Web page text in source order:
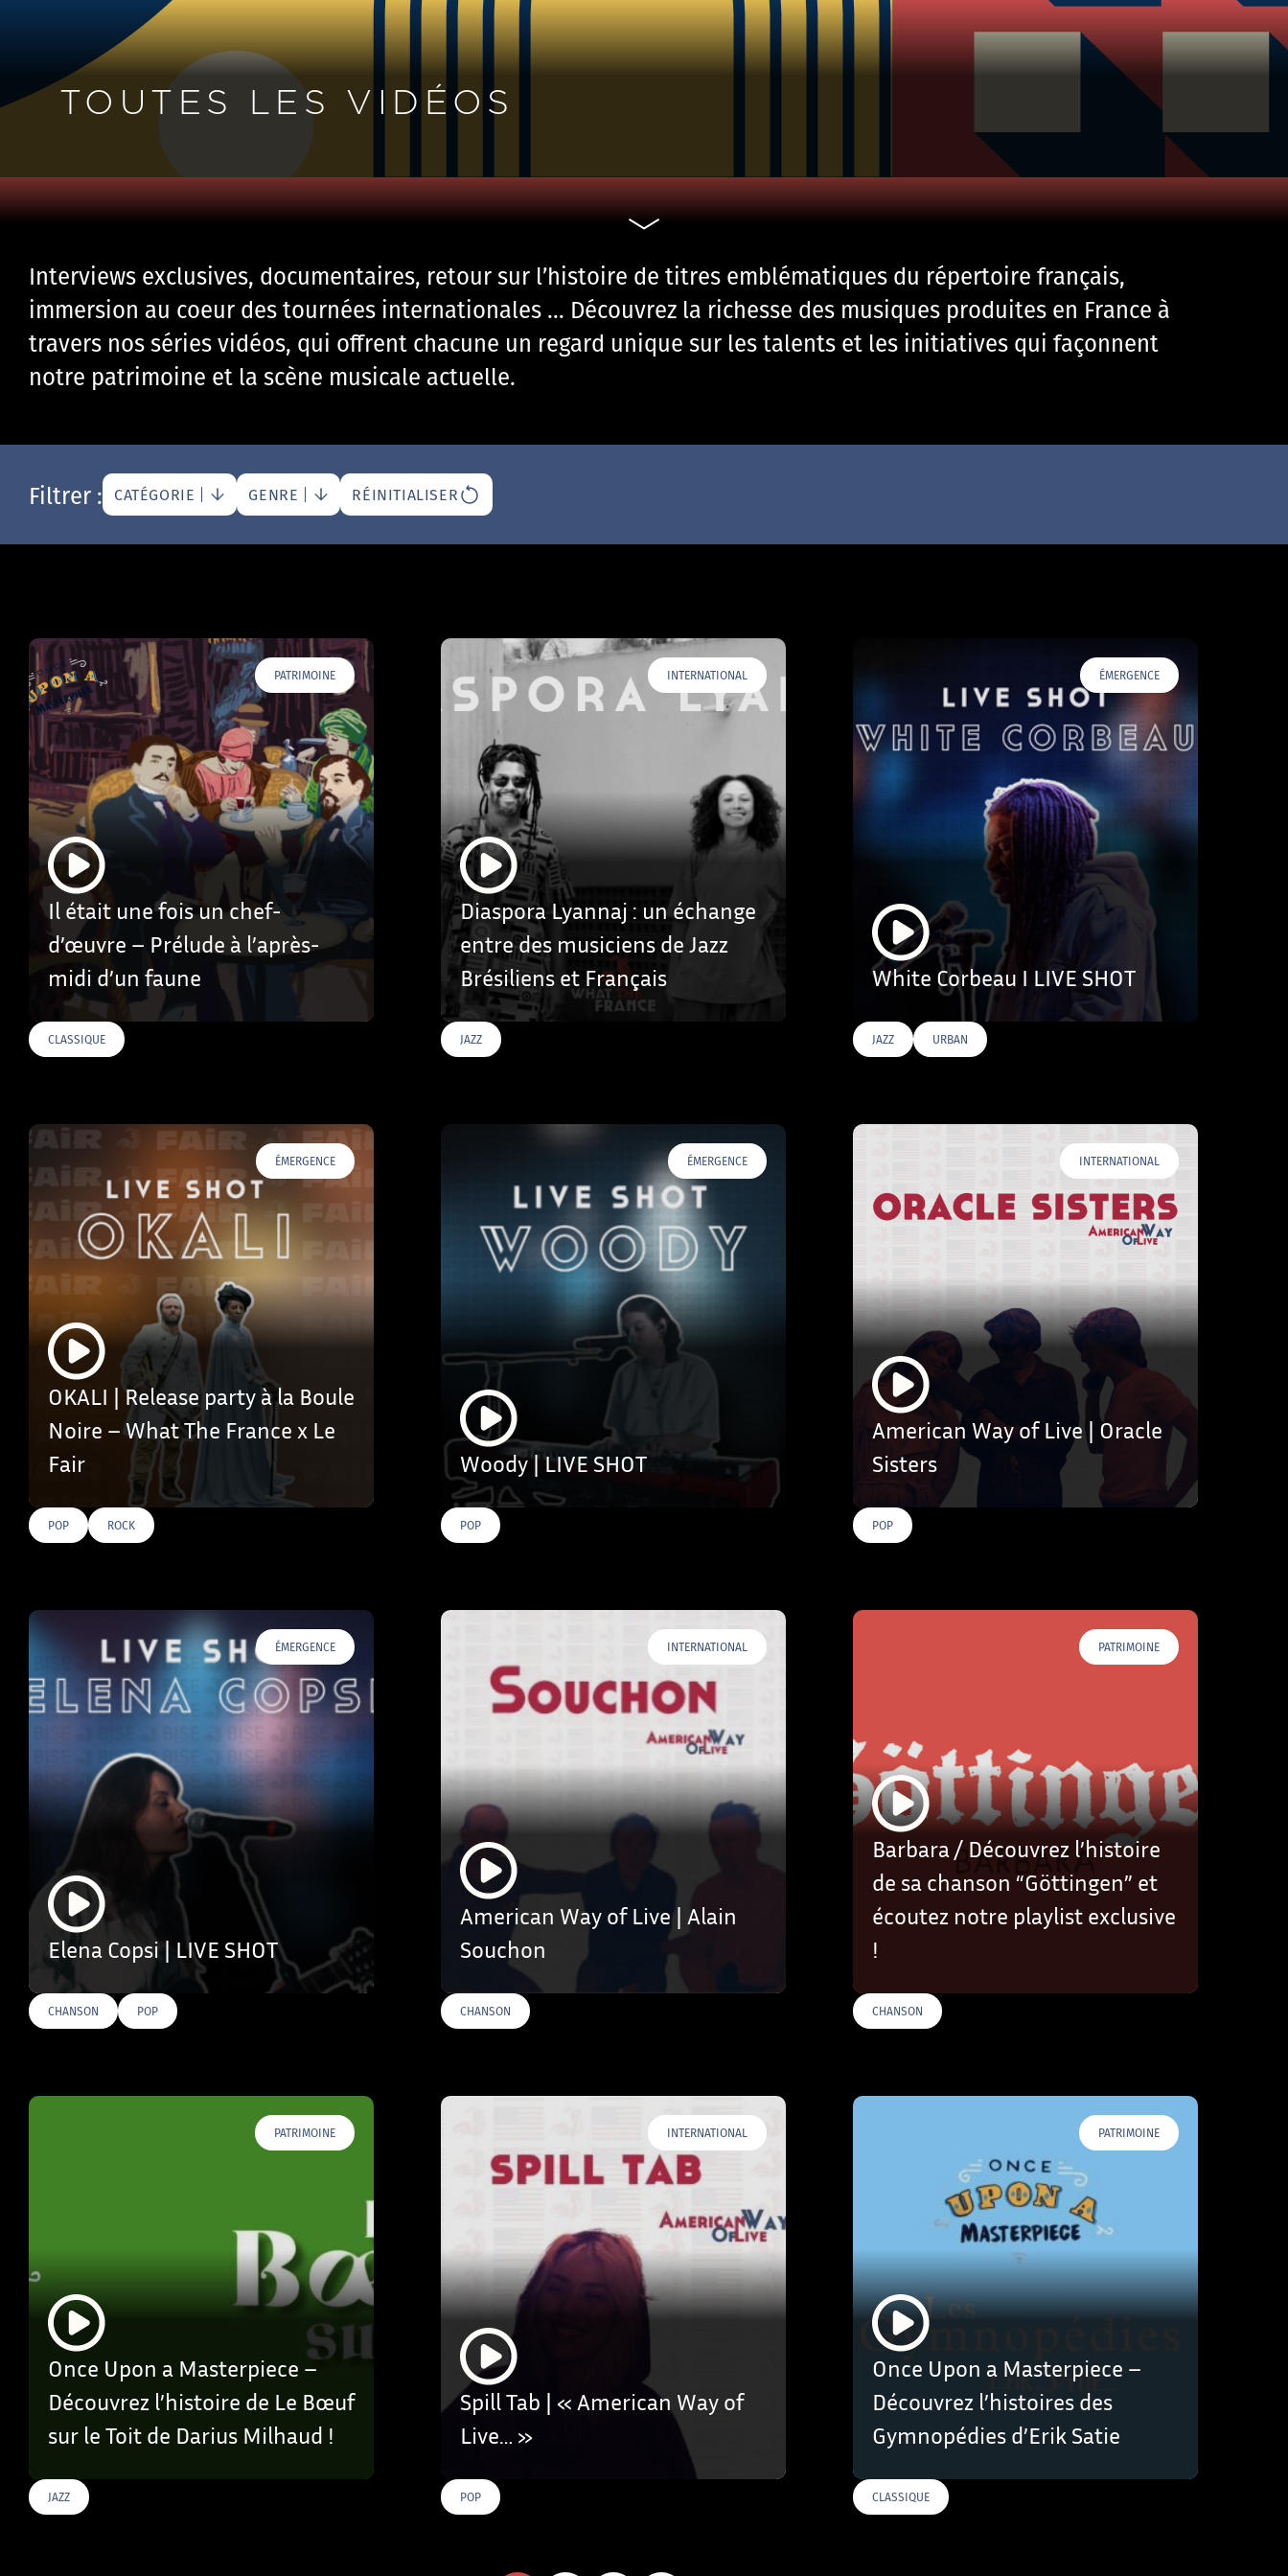
TOUTES LES VIDÉOS
Interviews exclusives, documentaires, retour sur l’histoire de titres emblématiques du répertoire français,
immersion au coeur des tournées internationales … Découvrez la richesse des musiques produites en France à
travers nos séries vidéos, qui offrent chacune un regard unique sur les talents et les initiatives qui façonnent
notre patrimoine et la scène musicale actuelle.
Filtrer : CATÉGORIE GENRE RÉINITIALISER
PATRIMOINE
Il était une fois un chef-
d’œuvre – Prélude à l’après-
midi d’un faune
CLASSIQUE
INTERNATIONAL
Diaspora Lyannaj : un échange
entre des musiciens de Jazz
Brésiliens et Français
JAZZ
ÉMERGENCE
White Corbeau I LIVE SHOT
JAZZ URBAN
ÉMERGENCE
OKALI | Release party à la Boule
Noire – What The France x Le
Fair
POP ROCK
ÉMERGENCE
Woody | LIVE SHOT
POP
INTERNATIONAL
American Way of Live | Oracle
Sisters
POP
ÉMERGENCE
Elena Copsi | LIVE SHOT
CHANSON POP
INTERNATIONAL
American Way of Live | Alain
Souchon
CHANSON
PATRIMOINE
Barbara / Découvrez l’histoire
de sa chanson “Göttingen” et
écoutez notre playlist exclusive
!
CHANSON
PATRIMOINE
Once Upon a Masterpiece –
Découvrez l’histoire de Le Bœuf
sur le Toit de Darius Milhaud !
JAZZ
INTERNATIONAL
Spill Tab | « American Way of
Live… »
POP
PATRIMOINE
Once Upon a Masterpiece –
Découvrez l’histoires des
Gymnopédies d’Erik Satie
CLASSIQUE